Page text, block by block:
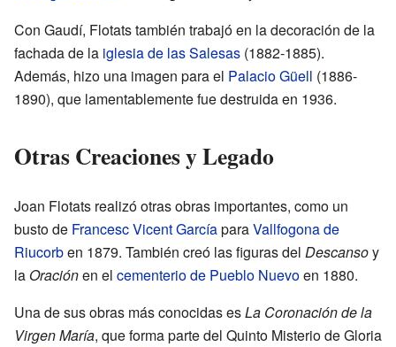
Con Gaudí, Flotats también trabajó en la decoración de la
fachada de la iglesia de las Salesas (1882-1885).
Además, hizo una imagen para el Palacio Güell (1886-
1890), que lamentablemente fue destruida en 1936.
Otras Creaciones y Legado
Joan Flotats realizó otras obras importantes, como un
busto de Francesc Vicent GarcíaparaVallfogona de
Riucorben 1879. También creó las figuras del Descansoy
la Oraciónen el cementerio de Pueblo Nuevoen 1880.
Una de sus obras más conocidas esLa Coronación de la
Virgen María, que forma parte del Quinto Misterio de Gloria